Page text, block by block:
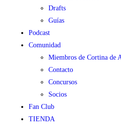
Drafts
Guías
Podcast
Comunidad
Miembros de Cortina de
Contacto
Concursos
Socios
Fan Club
TIENDA